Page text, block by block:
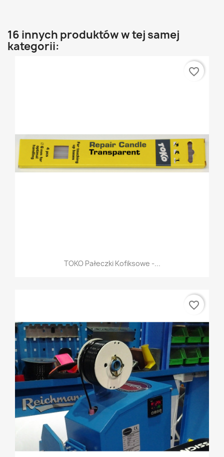
16 innych produktów w tej samej
kategorii:
TOKO Pałeczki Kofiksowe -...
favorite_border
favorite_border